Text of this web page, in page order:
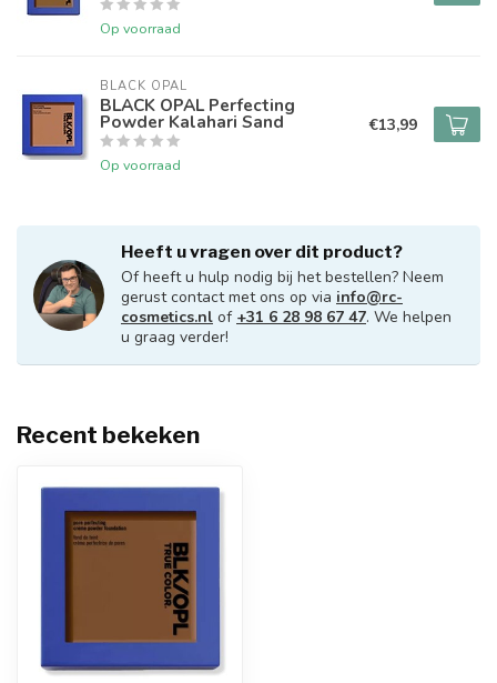
Op voorraad
BLACK OPAL
BLACK OPAL Perfecting
Powder Kalahari Sand
Op voorraad
€13,99
Heeft u vragen over dit product?
Of heeft u hulp nodig bij het bestellen? Neem
gerust contact met ons op via info@rc-
cosmetics.nl of +31 6 28 98 67 47. We helpen
u graag verder!
Recent bekeken